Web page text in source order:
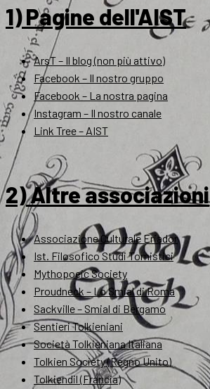
1) Pagine dell'AIST
ArsT – Il blog (non più attivo)
Facebook – Il nostro gruppo
Facebook – La nostra pagina
Instagram – Il nostro canale
Link Tree – AIST
2) Altre associazioni
Associazione Culturale Eriador
Ist. Filosofico Studi Tomistici
Mythopoeic Society
Proudneck – Lo Smial di Roma
Sackville – Smial di Bergamo
Sentieri Tolkieniani
Società Tolkieniana Italiana
Tolkien Society (Regno Unito)
Tolkiendil (Francia)